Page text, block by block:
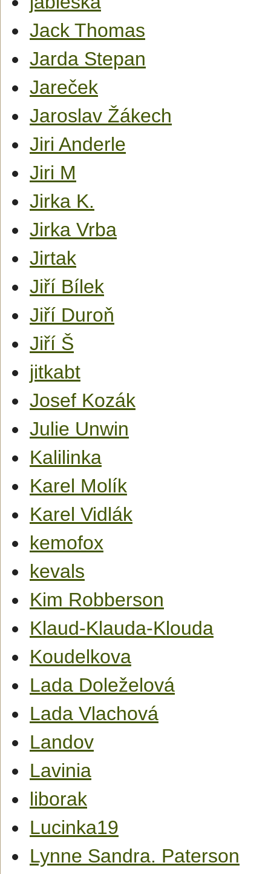
Jack Thomas
Jarda Stepan
Jareček
Jaroslav Žákech
Jiri Anderle
Jiri M
Jirka K.
Jirka Vrba
Jirtak
Jiří Bílek
Jiří Duroň
Jiří Š
jitkabt
Josef Kozák
Julie Unwin
Kalilinka
Karel Molík
Karel Vidlák
kemofox
kevals
Kim Robberson
Klaud-Klauda-Klouda
Koudelkova
Lada Doleželová
Lada Vlachová
Landov
Lavinia
liborak
Lucinka19
Lynne Sandra. Paterson